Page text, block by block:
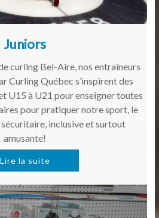
Juniors
curling Bel-Aire, nos entraîneurs
Curling Québec s’inspirent des
U15 à U21 pour enseigner toutes
pour pratiquer notre sport, le
sécuritaire, inclusive et surtout
amusante!
Lire la suite